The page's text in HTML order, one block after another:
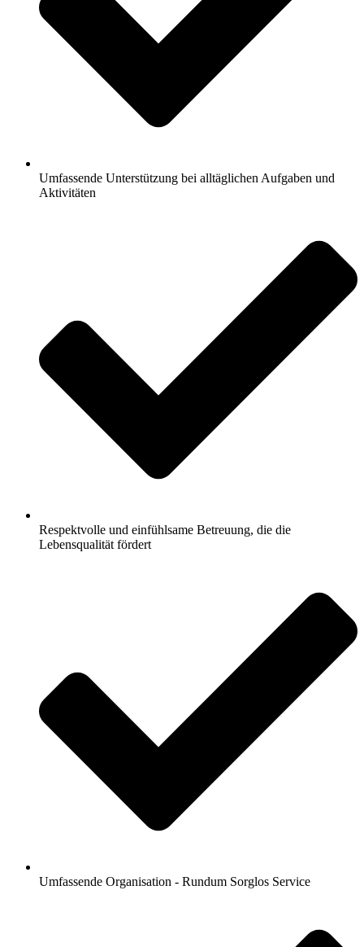
Umfassende Unterstützung bei alltäglichen Aufgaben und
Aktivitäten
Respektvolle und einfühlsame Betreuung, die die
Lebensqualität fördert
Umfassende Organisation - Rundum Sorglos Service